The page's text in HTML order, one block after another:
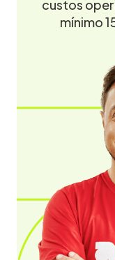
custos
mínimo